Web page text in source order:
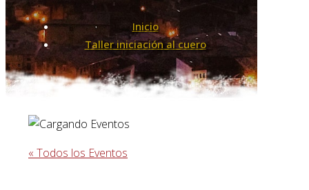
Inicio
Taller iniciación al cuero
« Todos los Eventos